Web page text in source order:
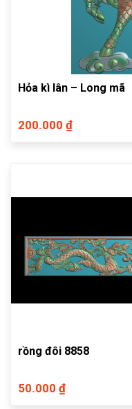
Hỏa kì lân – Long mã
200.000 ₫
rồng đôi 8858
50.000 ₫